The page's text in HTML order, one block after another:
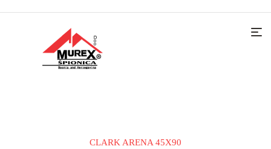
CLARK ARENA 45X90